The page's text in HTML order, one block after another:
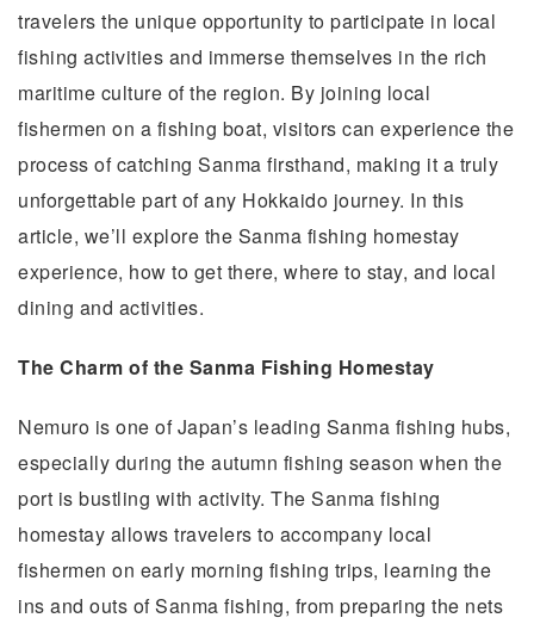
travelers the unique opportunity to participate in local
fishing activities and immerse themselves in the rich
maritime culture of the region. By joining local
fishermen on a fishing boat, visitors can experience the
process of catching Sanma firsthand, making it a truly
unforgettable part of any Hokkaido journey. In this
article, we’ll explore the Sanma fishing homestay
experience, how to get there, where to stay, and local
dining and activities.
The Charm of the Sanma Fishing Homestay
Nemuro is one of Japan’s leading Sanma fishing hubs,
especially during the autumn fishing season when the
port is bustling with activity. The Sanma fishing
homestay allows travelers to accompany local
fishermen on early morning fishing trips, learning the
ins and outs of Sanma fishing, from preparing the nets